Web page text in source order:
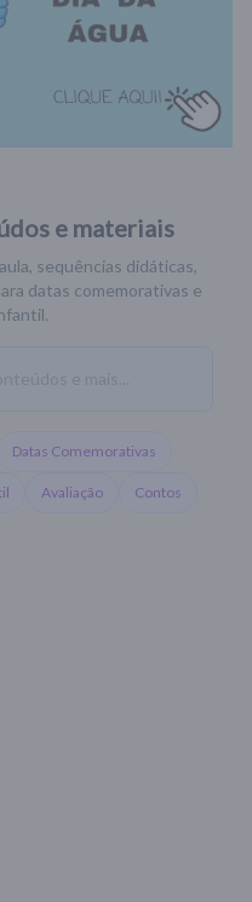
e materiais
sequências didáticas,
datas comemorativas e
Datas Comemorativas
Avaliação Contos